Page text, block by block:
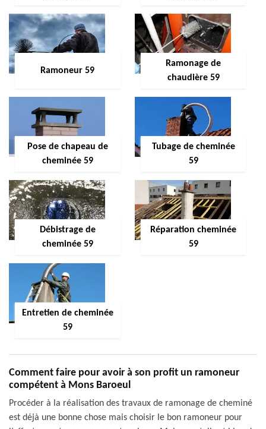
Ramoneur 59
Ramonage de
chaudière 59
Pose de chapeau de
cheminée 59
Tubage de cheminée
59
Débistrage de
cheminée 59
Réparation cheminée
59
Entretien de cheminée
59
Comment faire pour avoir à son profit un ramoneur
compétent à Mons Baroeul
Procéder à la réalisation des travaux de ramonage de cheminé
est déjà une bonne chose mais choisir le bon ramoneur pour